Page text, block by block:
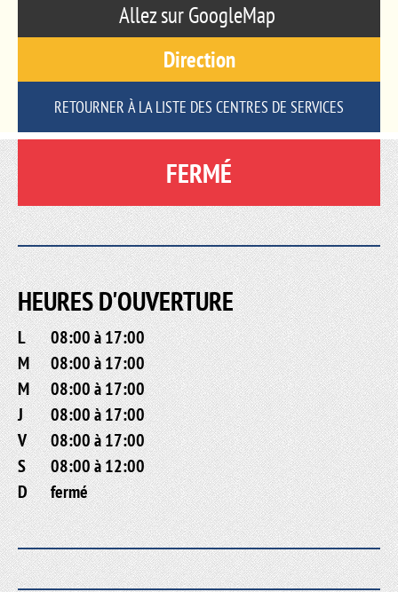
Allez sur GoogleMap
Direction
RETOURNER À LA LISTE DES CENTRES DE SERVICES
FERMÉ
HEURES D'OUVERTURE
L
08:00 à 17:00
M
08:00 à 17:00
M
08:00 à 17:00
J
08:00 à 17:00
V
08:00 à 17:00
S
08:00 à 12:00
D
fermé